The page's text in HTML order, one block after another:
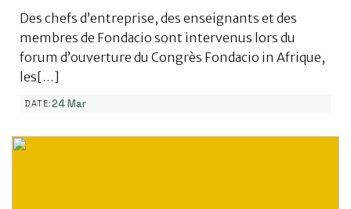
Des chefs d’entreprise, des enseignants et des
membres de Fondacio sont intervenus lors du
forum d’ouverture du Congrès Fondacio in Afrique,
les[…]
DATE:24 Mar